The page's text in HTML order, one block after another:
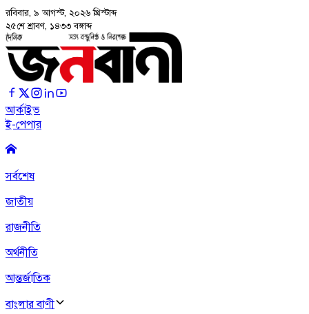
রবিবার, ৯ আগস্ট, ২০২৬ খ্রিস্টাব্দ
২৫শে শ্রাবণ, ১৪৩৩ বঙ্গাব্দ
আর্কাইভ
ই-পেপার
সর্বশেষ
জাতীয়
রাজনীতি
অর্থনীতি
আন্তর্জাতিক
বাংলার বাণী